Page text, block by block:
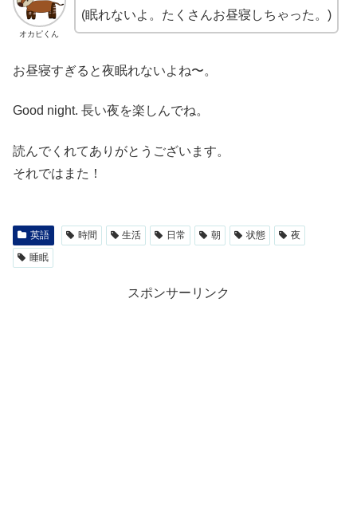
オカピくん
(眠れないよ。たくさんお昼寝しちゃった。)
お昼寝すぎると夜眠れないよね〜。
Good night. 長い夜を楽しんでね。
読んでくれてありがとうございます。
それではまた！
英語 時間 生活 日常 朝 状態
夜
睡眠
スポンサーリンク